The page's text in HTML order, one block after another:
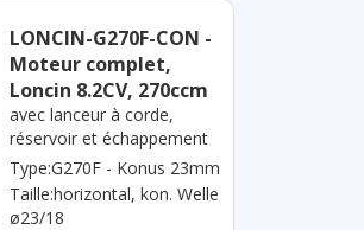
LONCIN-G270F-CON -
Moteur complet,
Loncin 8.2CV, 270ccm
avec lanceur à corde,
réservoir et échappement
Type:G270F - Konus 23mm
Taille:horizontal, kon. Welle
ø23/18